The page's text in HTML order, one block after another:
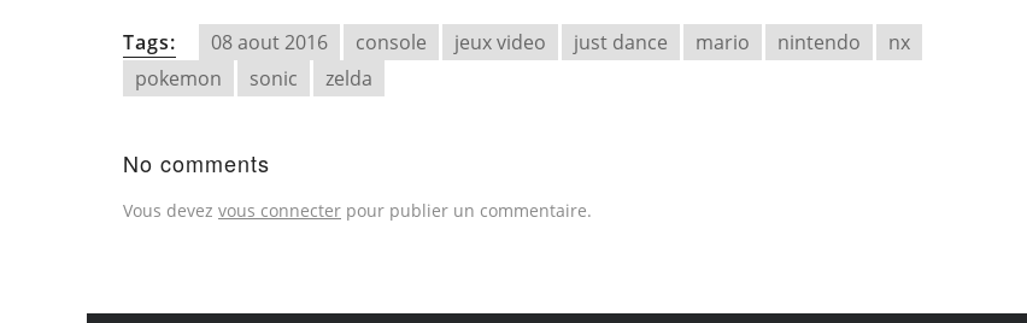
Tags: 08 aout 2016 console jeux video just dance mario nintendo
nx
pokemon
sonic zelda
No comments
Vous devez vous connecter pour publier un commentaire.